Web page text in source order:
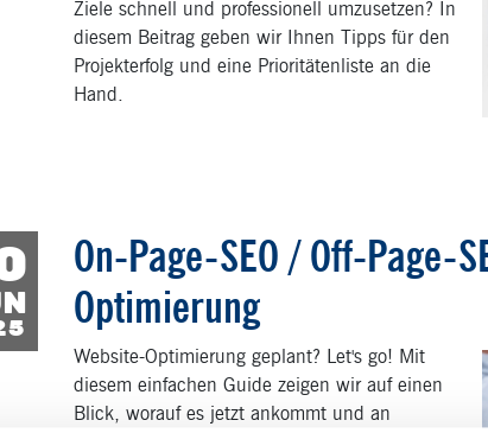
Ziele schnell und professionell umzusetzen? In
diesem Beitrag geben wir Ihnen Tipps für den
Projekterfolg und eine Prioritätenliste an die
Hand.
On-Page-SEO / Off-Page-
Optimierung
Website-Optimierung geplant? Let's go! Mit
diesem einfachen Guide zeigen wir auf einen
Blick, worauf es jetzt ankommt und an